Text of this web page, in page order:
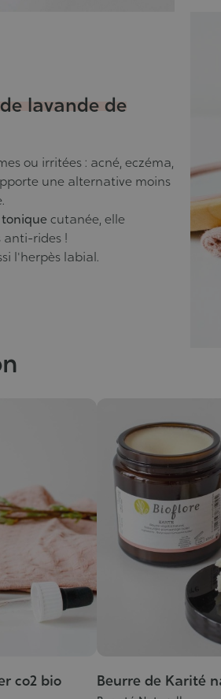
lavande de
ou irritées: acné, eczéma,
une alternative moins
toniquecutanée, elle
anti-rides !
l'herpès labial.
co2 bio Beurre de Karité
Grade